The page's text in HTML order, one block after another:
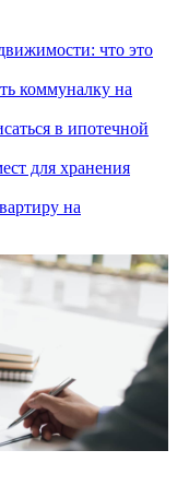
что это
коммуналку на
в ипотечной
для хранения
на